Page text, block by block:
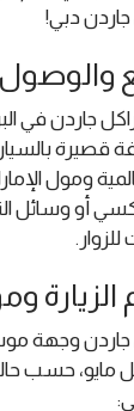
دبي!
والوصول
قصيرة
ومول
أو وسائل
جاردن وجهة
مايو، حسب